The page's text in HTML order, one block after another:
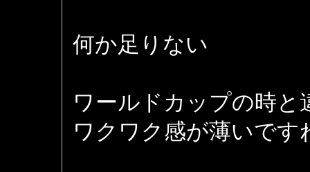
何か足りない
ワールドカップの時と
ワクワク感が薄いです